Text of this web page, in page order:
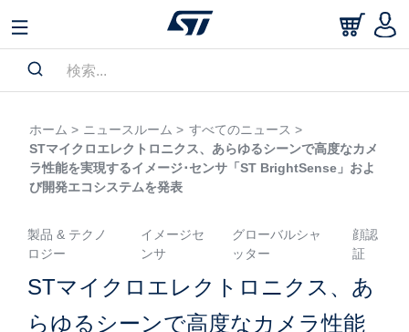
ホーム > ニュースルーム > すべてのニュース >
STマイクロエレクトロニクス、あらゆるシーンで高度なカメ
ラ性能を実現するイメージ･センサ「ST BrightSense」およ
び開発エコシステムを発表
製品 & テクノ
ロジー
イメージセ
ンサ
グローバルシャ
ッター
顔認
証
STマイクロエレクトロニクス、あ
らゆるシーンで高度なカメラ性能